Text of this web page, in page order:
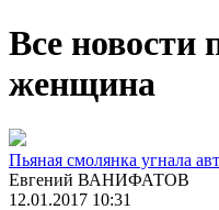
Все новости
женщина
Пьяная смолянка угнала
Евгений ВАНИФАТОВ
12.01.2017 10:31